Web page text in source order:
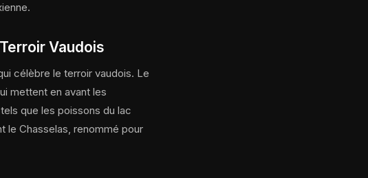
Vaudois
célèbre le terroir vaudois. Le
mettent en avant les
que les poissons du lac
le Chasselas, renommé pour